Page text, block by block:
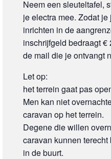
Neem een sleuteltafel,
je electra mee. Zodat
inrichten in de
inschrijfgeld bedraagt
de mail die je ontvangt
Let op:
het terrein gaat pas
Men kan niet
caravan op het terrein.
Degene die willen
caravan kunnen
in de buurt.